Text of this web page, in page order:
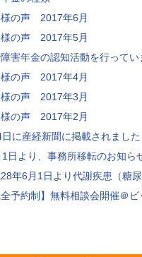
様の声 2017年6月
様の声 2017年5月
害年金の認知活動を行ってい
様の声 2017年4月
様の声 2017年3月
様の声 2017年2月
に産経新聞に掲載されました
1日より、事務所移転のお知ら
年6月1日より代謝疾患（糖
全予約制】無料相談会開催＠